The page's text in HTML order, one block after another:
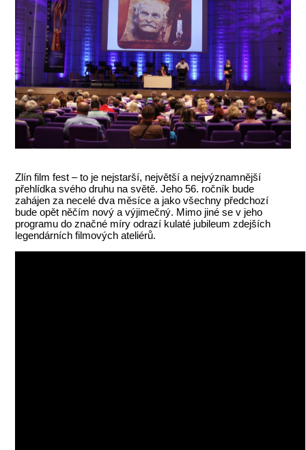
Zlín film fest – to je nejstarší, největší a nejvýznamnější
přehlídka svého druhu na světě. Jeho 56. ročník bude
zahájen za necelé dva měsíce a jako všechny předchozí
bude opět něčím nový a výjimečný. Mimo jiné se v jeho
programu do značné míry odrazí kulaté jubileum zdejších
legendárních filmových ateliérů.